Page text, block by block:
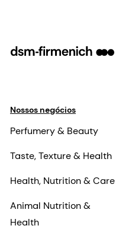
Nossos negócios
Perfumery & Beauty
Taste, Texture & Health
Health, Nutrition & Care
Animal Nutrition &
Health